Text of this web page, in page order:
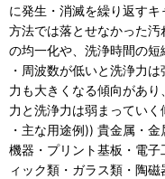
に発生・消滅を繰り返す
方法では落とせなかった
の均一化や、洗浄時間の短
・周波数が低いと洗浄力
力も大きくなる傾向があ
力と洗浄力は弱まっていく
・主な用途例)) 貴金属・
機器・プリント基板・電
ィック類・ガラス類・陶磁